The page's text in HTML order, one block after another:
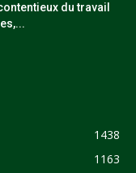
du travail
1438
1163